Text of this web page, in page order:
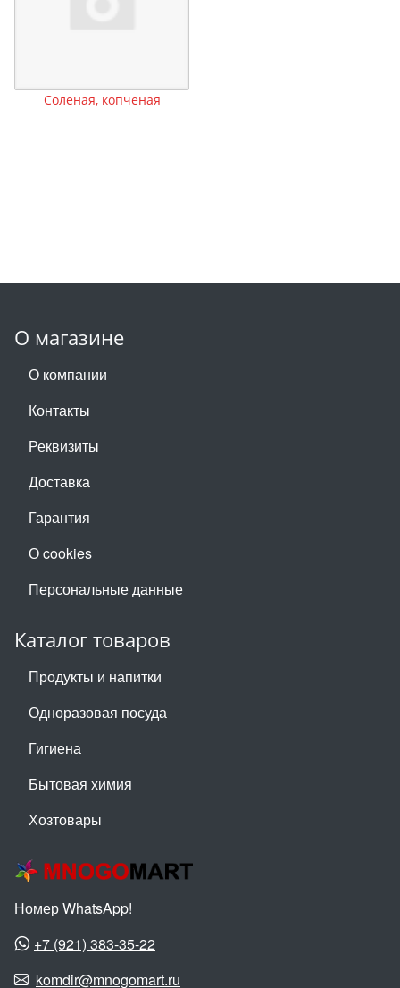
Соленая, копченая
О магазине
О компании
Контакты
Реквизиты
Доставка
Гарантия
О cookies
Персональные данные
Каталог товаров
Продукты и напитки
Одноразовая посуда
Гигиена
Бытовая химия
Хозтовары
Номер WhatsApp!
+7 (921) 383-35-22
komdir@mnogomart.ru